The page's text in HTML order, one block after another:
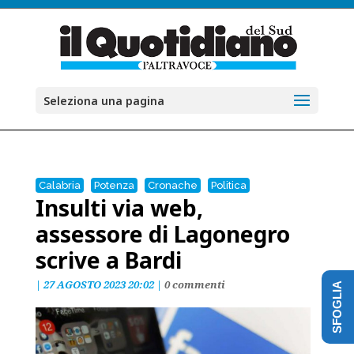
Seleziona una pagina
Calabria Potenza Cronache Politica
Insulti via web,
assessore di Lagonegro
scrive a Bardi
| 27 AGOSTO 2023 20:02| 0 commenti SFOGLIA